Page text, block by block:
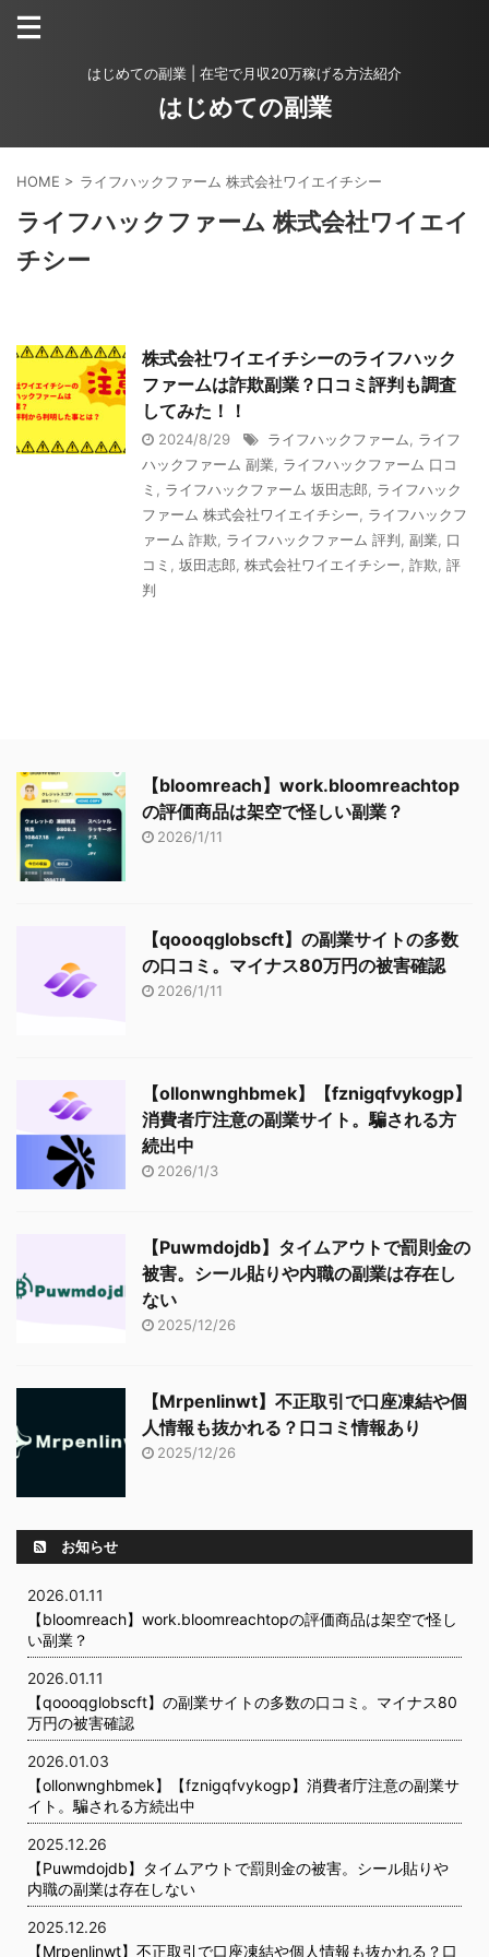
はじめての副業 | 在宅で月収20万稼げる方法紹介
はじめての副業
HOME > ライフハックファーム 株式会社ワイエイチシー
ライフハックファーム 株式会社ワイエイ
チシー
株式会社ワイエイチシーのライフハック
ファームは詐欺副業？口コミ評判も調査
してみた！！
2024/8/29 ライフハックファーム
ライフ
ハックファーム 副業
ライフハックファーム 口コ
ミ
ライフハックファーム 坂田志郎
ライフハック
ファーム 株式会社ワイエイチシー
ライフハックフ
ァーム 詐欺
ライフハックファーム 評判 副業
口
コミ
坂田志郎 株式会社ワイエイチシー 詐欺 評
判
【bloomreach】work.bloomreachtop
の評価商品は架空で怪しい副業？
2026/1/11
【qoooqglobscft】の副業サイトの多数
の口コミ。マイナス80万円の被害確認
2026/1/11
【ollonwnghbmek】【fznigqfvykogp】
消費者庁注意の副業サイト。騙される方
続出中
2026/1/3
【Puwmdojdb】タイムアウトで罰則金の
被害。シール貼りや内職の副業は存在し
ない
2025/12/26
【Mrpenlinwt】不正取引で口座凍結や個
人情報も抜かれる？口コミ情報あり
2025/12/26
お知らせ
2026.01.11
【bloomreach】work.bloomreachtopの評価商品は架空で怪し
い副業？
2026.01.11
【qoooqglobscft】の副業サイトの多数の口コミ。マイナス80
万円の被害確認
2026.01.03
【ollonwnghbmek】【fznigqfvykogp】消費者庁注意の副業サ
イト。騙される方続出中
2025.12.26
【Puwmdojdb】タイムアウトで罰則金の被害。シール貼りや
内職の副業は存在しない
2025.12.26
【Mrpenlinwt】不正取引で口座凍結や個人情報も抜かれる？口